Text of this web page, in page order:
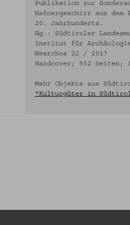
Publikation zur
Hafnergeschirr aus dem
20. Jahrhunderts.
Hg.: Südtiroler
Institut für
Nearchos 22 / 2017
Hardcover; 552
Mehr Objekte aus
"Kulturgüter in